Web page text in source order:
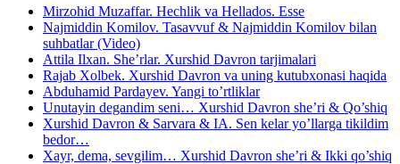
Mirzohid Muzaffar. Hechlik va Hellados. Esse
Najmiddin Komilov. Tasavvuf & Najmiddin Komilov bilan
suhbatlar (Video)
Attila Ilxan. She’rlar. Xurshid Davron tarjimalari
Rajab Xolbek. Xurshid Davron va uning kutubxonasi haqida
Abduhamid Pardayev. Yangi to’rtliklar
Unutayin degandim seni… Xurshid Davron she’ri & Qo’shiq
Xurshid Davron & Sarvara & IA. Sen kelar yo’llarga tikildim
bedor…
Xayr, dema, sevgilim… Xurshid Davron she’ri & Ikki qo’shiq